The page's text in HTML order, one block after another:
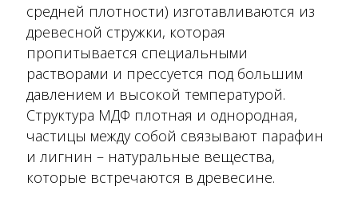
средней плотности) изготавливаются из
древесной стружки, которая
пропитывается специальными
растворами и прессуется под большим
давлением и высокой температурой.
Структура МДФ плотная и однородная,
частицы между собой связывают парафин
и лигнин – натуральные вещества,
которые встречаются в древесине.